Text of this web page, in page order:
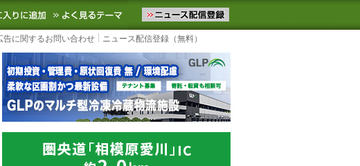
の物流ニュースをお届けします。物流ニュースメール配信を登録す
お気に入りに追加 よく見るテーマ
告に関するお問い合わせ ニュース配信登録（無料）